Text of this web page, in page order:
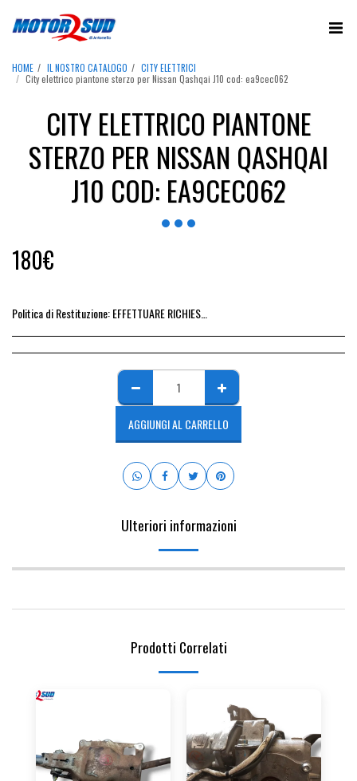
HOME IL NOSTRO CATALOGO
CITY ELETTRICI
City elettrico piantone sterzo per Nissan Qashqai J10 cod: ea9cec062
CITY ELETTRICO PIANTONE
STERZO PER NISSAN QASHQAI
J10 COD: EA9CEC062
180€
Politica di Restituzione:EFFETTUARE RICHIESTA DI RESO ENTRO 14 GIORNI DALL&#039;ACQUISTO DEL RICAMBIO, IL RIMBORSO VIENE EMESSO ALLA CONSEGNA DEL RICAMBIO IN SEDE.
AGGIUNGI AL CARRELLO
Ulteriori informazioni
Prodotti Correlati